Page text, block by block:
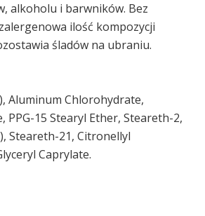
alkoholu i barwników. Bez
ilość kompozycji
śladów na ubraniu.
Aluminum Chlorohydrate,
PPG-15 Stearyl Ether, Steareth-2,
Steareth-21, Citronellyl
Caprylate.